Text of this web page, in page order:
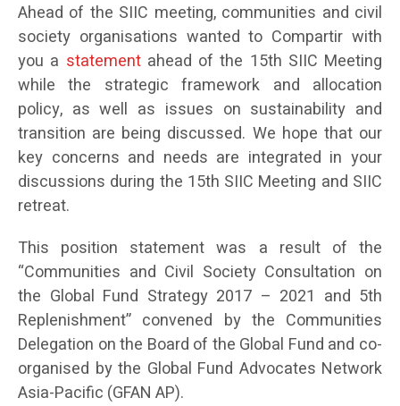
Ahead of the SIIC meeting, communities and civil
society organisations wanted to Compartir with
you a statementahead of the 15th SIIC Meeting
while the strategic framework and allocation
policy, as well as issues on sustainability and
transition are being discussed. We hope that our
key concerns and needs are integrated in your
discussions during the 15th SIIC Meeting and SIIC
retreat.
This position statement was a result of the
“Communities and Civil Society Consultation on
the Global Fund Strategy 2017 – 2021 and 5th
Replenishment” convened by the Communities
Delegation on the Board of the Global Fund and co-
organised by the Global Fund Advocates Network
Asia-Pacific (GFAN AP).